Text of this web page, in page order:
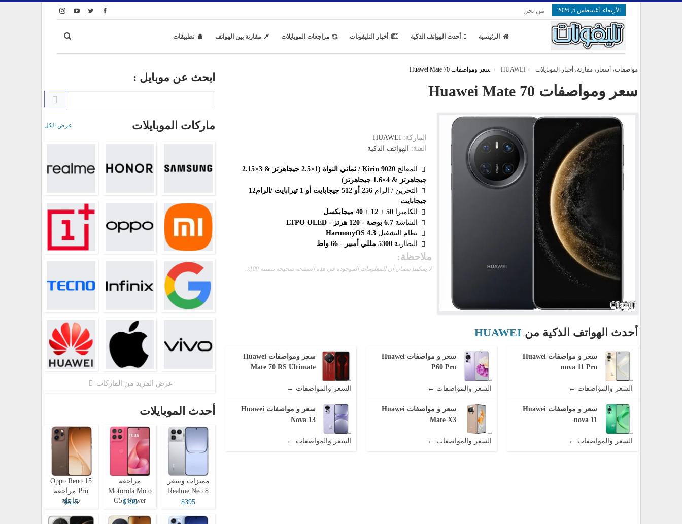
الأربعاء, أغسطس 5, 2026 من نحن
الرئيسية أحدث الهواتف الذكية أخبار التليفونات مراجعات الموبايلات مقارنة بين الهواتف تطبيقات
مواصفات، أسعار، مقارنة، أخبار الموبايلات HUAWEI سعر ومواصفات Huawei Mate 70
سعر ومواصفات Huawei Mate 70
الماركة: HUAWEI
الفئة:
الهواتف الذكية
المعالج
Kirin 9020 / ثماني النواة (1×2.5 جيجاهرتز & 3×2.15
جيجاهرتز & 4×1.6 جيجاهرتز)
التخزين / الرام
256 أو 512 جيجابايت أو 1 تيرابايت /الرام12
جيجابايت
الكاميرا
50 + 12 + 40 ميجابكسل
الشاشة 6.7 بوصة - 120 هرتز - LTPO OLED
نظام التشغيل HarmonyOS 4.3
البطارية 5300 مللي أمبير - 66 واط
ملاحظة:
لا يمكننا ضمان أن المعلومات الموجودة في هذه الصفحة صحيحة بنسبة 100٪.
أحدث الهواتف الذكية من HUAWEI
سعر و مواصفات Huawei
nova 11 Pro
السعر والمواصفات ←
سعر و مواصفات Huawei
P60 Pro
السعر والمواصفات ←
سعر ومواصفات Huawei
Mate 70 RS Ultimate
السعر والمواصفات ←
سعر و مواصفات Huawei
nova 11
السعر والمواصفات ←
سعر و مواصفات Huawei
Mate X3
السعر والمواصفات ←
سعر و مواصفات Huawei
Nova 13
السعر والمواصفات ←
ابحث عن موبايل :
ماركات الموبايلات عرض الكل
عرض المزيد من الماركات
أحدث الموبايلات
مميزات وسعر
Realme Neo 8
$395
مراجعة
Motorola Moto
G57 Power
$290
Oppo Reno 15
Pro مراجعة
شاملة
$515